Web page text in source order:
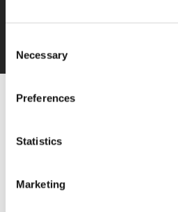
Selection
Necessary
Preferences
Statistics
Marketing
ERFAHREN SIE MEHR
SCHALLSCHUTZ